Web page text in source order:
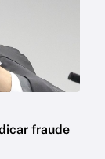
fraude